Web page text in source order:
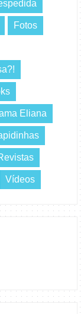
Fotos
Eliana
Vídeos